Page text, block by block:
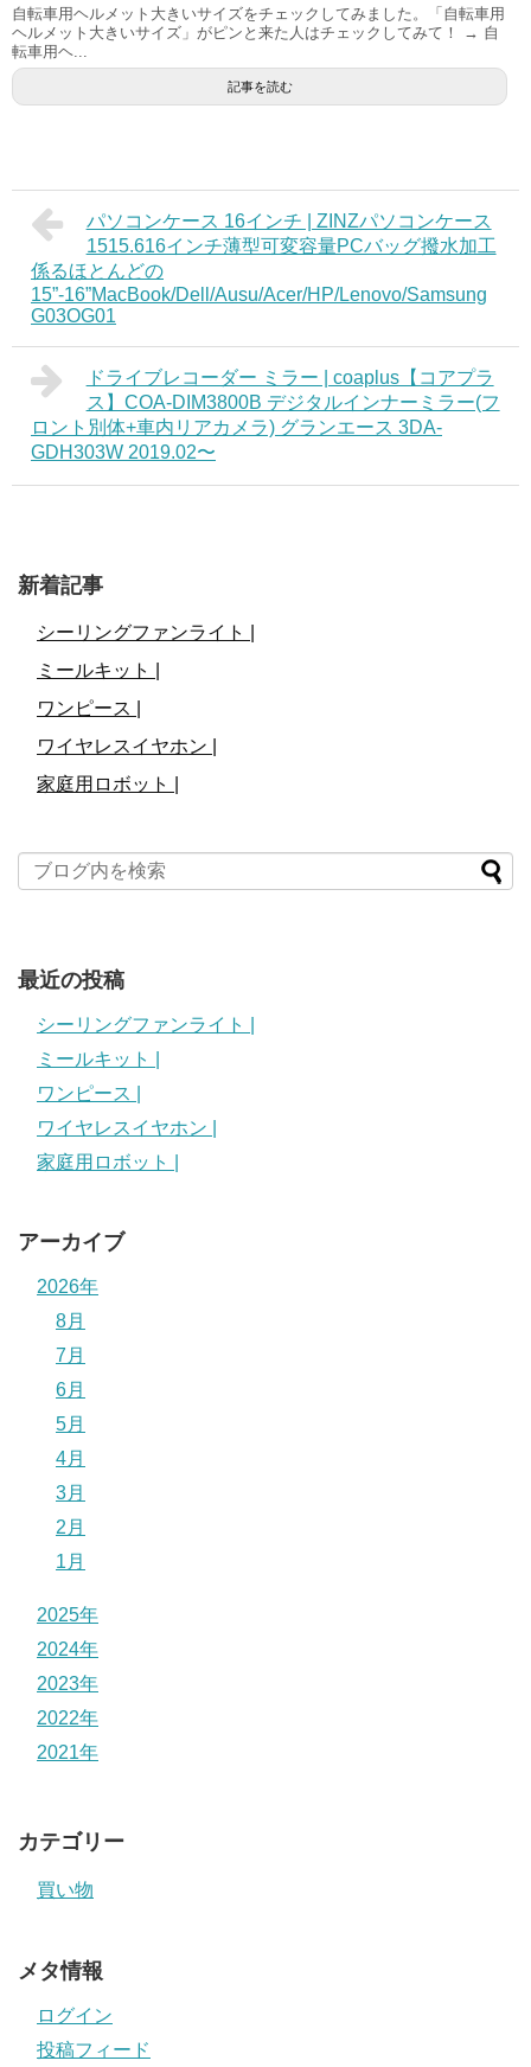
自転車用ヘルメット大きいサイズをチェックしてみました。「自転車用
ヘルメット大きいサイズ」がピンと来た人はチェックしてみて！ → 自
転車用ヘ...
記事を読む
パソコンケース 16インチ | ZINZパソコンケース
1515.616インチ薄型可変容量PCバッグ撥水加工
係るほとんどの
15”-16”MacBook/Dell/Ausu/Acer/HP/Lenovo/Samsung
G03OG01
ドライブレコーダー ミラー | coaplus【コアプラ
ス】COA-DIM3800B デジタルインナーミラー(フ
ロント別体+車内リアカメラ) グランエース 3DA-
GDH303W 2019.02〜
新着記事
シーリングファンライト |
ミールキット |
ワンピース |
ワイヤレスイヤホン |
家庭用ロボット |
最近の投稿
シーリングファンライト |
ミールキット |
ワンピース |
ワイヤレスイヤホン |
家庭用ロボット |
アーカイブ
2026年
8月
7月
6月
5月
4月
3月
2月
1月
2025年
2024年
2023年
2022年
2021年
カテゴリー
買い物
メタ情報
ログイン
投稿フィード